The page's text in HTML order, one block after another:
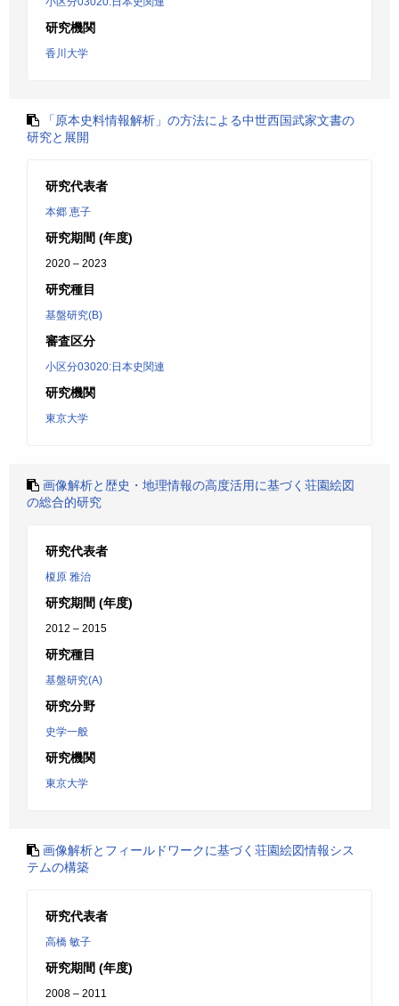
研究機関
香川大学
「原本史料情報解析」の方法による中世西国武家文書の
研究と展開
研究代表者
本郷 恵子
研究期間 (年度)
2020 – 2023
研究種目
基盤研究(B)
審査区分
小区分03020:日本史関連
研究機関
東京大学
画像解析と歴史・地理情報の高度活用に基づく荘園絵図
の総合的研究
研究代表者
榎原 雅治
研究期間 (年度)
2012 – 2015
研究種目
基盤研究(A)
研究分野
史学一般
研究機関
東京大学
画像解析とフィールドワークに基づく荘園絵図情報シス
テムの構築
研究代表者
高橋 敏子
研究期間 (年度)
2008 – 2011